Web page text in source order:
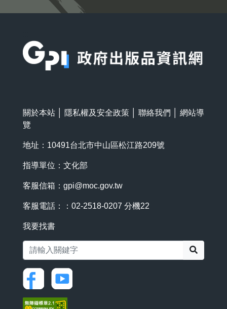
關於本站 隱私權及安全政策 聯絡我們
網站導
覽
地址：10491台北市中山區松江路209號
指導單位：文化部
客服信箱： gpi@moc.gov.tw
客服電話：：02-2518-0207 分機22
我要找書